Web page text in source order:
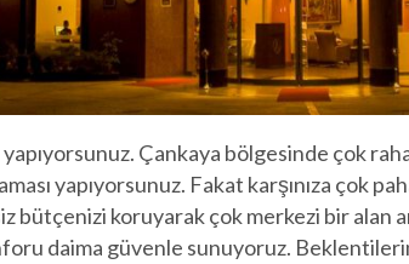
Çankaya bölgesinde çok
yapıyorsunuz. Fakat karşınıza çok
bütçenizi koruyarak çok merkezi bir
daima güvenle sunuyoruz.